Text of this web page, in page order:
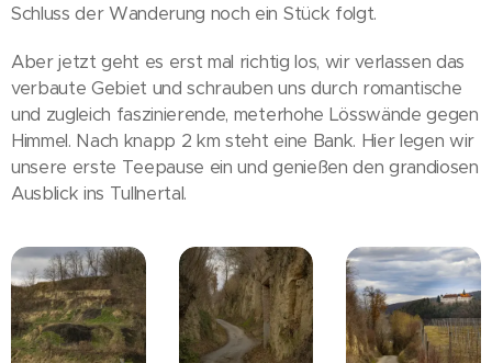
Schluss der Wanderung noch ein Stück folgt.
Aber jetzt geht es erst mal richtig los, wir verlassen das
verbaute Gebiet und schrauben uns durch romantische
und zugleich faszinierende, meterhohe Lösswände gegen
Himmel. Nach knapp 2 km steht eine Bank. Hier legen wir
unsere erste Teepause ein und genießen den grandiosen
Ausblick ins Tullnertal.